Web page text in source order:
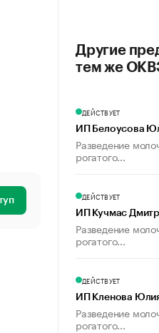
Другие
тем же
ДЕЙСТВУЕТ
ИП Белоусова
Разведение
рогатого...
ДЕЙСТВУЕТ
ИП Кучмас
Разведение
рогатого...
ДЕЙСТВУЕТ
ИП Кленова
Разведение
рогатого...